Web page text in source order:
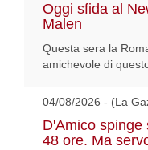
Oggi sfida al
Malen
Questa sera la
amichevole di
04/08/2026 - (La
D'Amico spinge
48 ore. Ma